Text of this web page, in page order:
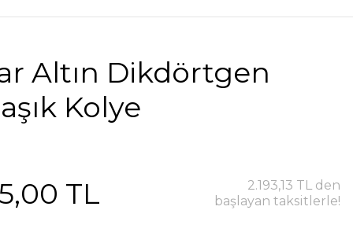
Altın Dikdörtgen
Kolye
TL
2.193,13 TL den
başlayan taksitlerle!